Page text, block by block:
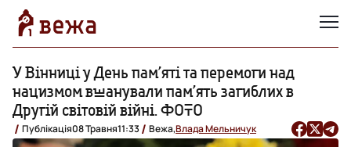
У Вінниці у День пам’яті та перемоги над
нацизмом вшанували пам’ять загиблих в
Другій світовій війні. ФОТО
Публікація08 Травня11:33 Вежа,Влада Мельничук